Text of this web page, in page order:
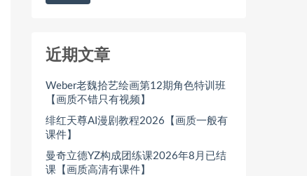
近期文章
Weber老魏拾艺绘画第12期角色特训班
【画质不错只有视频】
绯红天尊AI漫剧教程2026【画质一般有
课件】
曼奇立德YZ构成团练课2026年8月已结
课【画质高清有课件】